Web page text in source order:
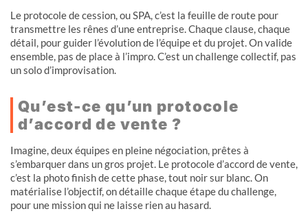
Le protocole de cession, ou SPA, c’est la feuille de route pour
transmettre les rênes d’une entreprise. Chaque clause, chaque
détail, pour guider l’évolution de l’équipe et du projet. On valide
ensemble, pas de place à l’impro. C’est un challenge collectif, pas
un solo d’improvisation.
Qu’est-ce qu’un protocole
d’accord de vente ?
Imagine, deux équipes en pleine négociation, prêtes à
s’embarquer dans un gros projet. Le protocole d’accord de vente,
c’est la photo finish de cette phase, tout noir sur blanc. On
matérialise l’objectif, on détaille chaque étape du challenge,
pour une mission qui ne laisse rien au hasard.